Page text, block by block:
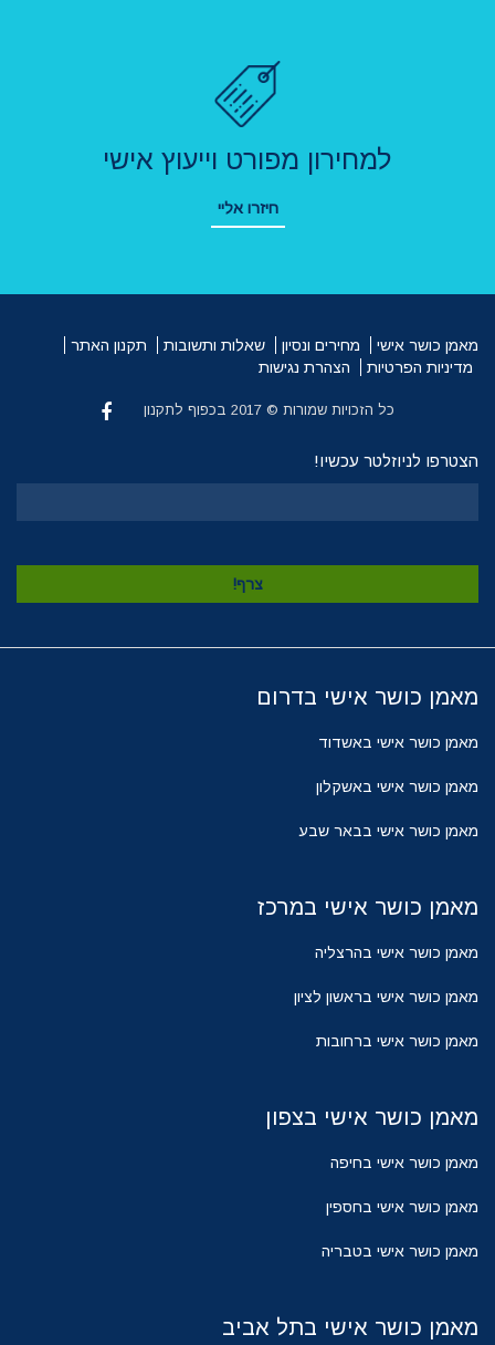
למחירון מפורט וייעוץ אישי
חיזרו אליי
מאמן כושר אישי מחירים ונסיון שאלות ותשובות
תקנון האתר
מדיניות הפרטיות
הצהרת נגישות
כל הזכויות שמורות © 2017 בכפוף לתקנון
הצטרפו לניוזלטר עכשיו!
מאמן כושר אישי בדרום
מאמן כושר אישי באשדוד
מאמן כושר אישי באשקלון
מאמן כושר אישי בבאר שבע
מאמן כושר אישי במרכז
מאמן כושר אישי בהרצליה
מאמן כושר אישי בראשון לציון
מאמן כושר אישי ברחובות
מאמן כושר אישי בצפון
מאמן כושר אישי בחיפה
מאמן כושר אישי בחספין
מאמן כושר אישי בטבריה
מאמן כושר אישי בתל אביב